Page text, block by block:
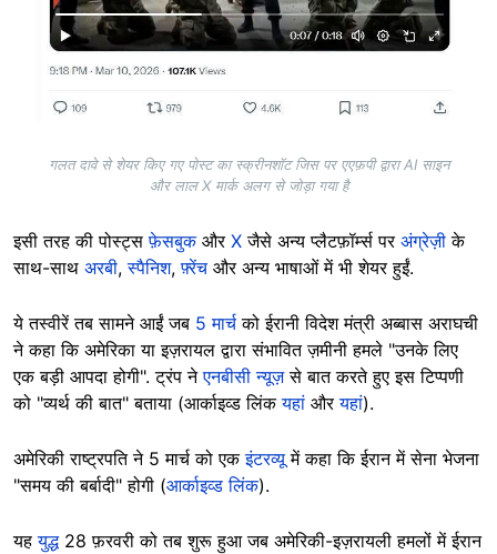
गलत दावे से शेयर किए गए पोस्ट का स्क्रीनशॉट जिस पर एएफ़पी द्वारा AI साइन
और लाल X मार्क अलग से जोड़ा गया है
इसी तरह की पोस्ट्सफ़ेसबुकऔर X जैसे अन्य प्लैटफ़ॉर्म्स पर अंग्रेज़ीके
साथ-साथ अरबी,स्पैनिश,फ़्रेंच और अन्य भाषाओं में भी शेयर हुईं.
ये तस्वीरें तब सामने आईं जब 5 मार्च को ईरानी विदेश मंत्री अब्बास अराघची
ने कहा कि अमेरिका या इज़रायल द्वारा संभावित ज़मीनी हमले "उनके लिए
एक बड़ी आपदा होगी". ट्रंप नेएनबीसी न्यूज़से बात करते हुए इस टिप्पणी
को "व्यर्थ की बात" बताया (आर्काइव्ड लिंकयहां औरयहां).
अमेरिकी राष्ट्रपति ने 5 मार्च को एकइंटरव्यूमें कहा कि ईरान में सेना भेजना
"समय की बर्बादी" होगी (आर्काइव्ड लिंक).
यहयुद्ध28 फ़रवरी को तब शुरू हुआ जब अमेरिकी-इज़रायली हमलों में ईरान